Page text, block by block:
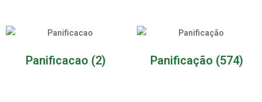
Panificacao (2) Panificação (574)